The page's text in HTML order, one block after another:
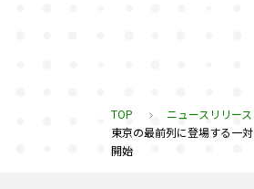
TOP
ニュースリリース
東京の最前列に登場する一
開始